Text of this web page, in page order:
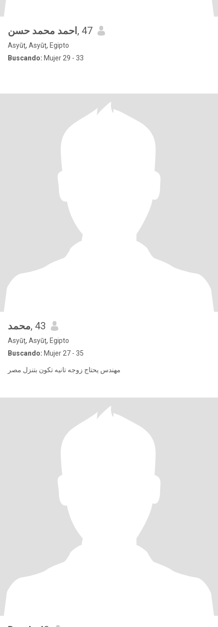
احمد محمد حسن , 47
Asyūţ, Asyūţ, Egipto
Buscando: Mujer 29 - 33
محمد, 43
Asyūţ, Asyūţ, Egipto
Buscando: Mujer 27 - 35
مهندس يحتاج زوجه تانيه تكون بتنزل مصر